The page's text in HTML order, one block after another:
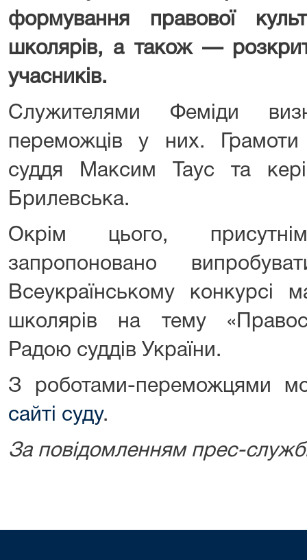
формування правової
школярів, а також —
учасників.
Служителями Феміди
переможців у них.
суддя Максим Таус та
Брилевська.
Окрім цього,
запропоновано
Всеукраїнському конкурсі
школярів на тему
Радою суддів України.
З роботами-переможцями
сайті суду.
За повідомленням прес-